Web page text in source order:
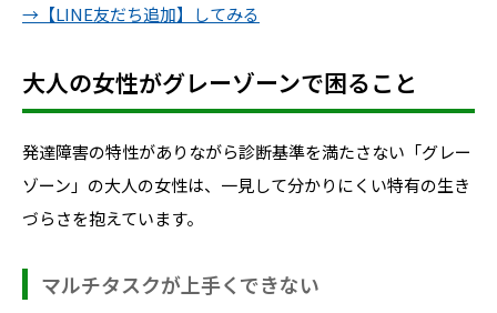
→【LINE友だち追加】してみる
大人の女性がグレーゾーンで困ること
発達障害の特性がありながら診断基準を満たさない「グレー
ゾーン」の大人の女性は、一見して分かりにくい特有の生き
づらさを抱えています。
マルチタスクが上手くできない